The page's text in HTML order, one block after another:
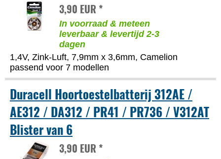
3,90 EUR *
In voorraad & meteen
leverbaar & levertijd 2-3
dagen
1,4V, Zink-Luft, 7,9mm x 3,6mm, Camelion
passend voor 7 modellen
Duracell Hoortoestelbatterij 312AE /
AE312 / DA312 / PR41 / PR736 / V312AT
Blister van 6
3,90 EUR *